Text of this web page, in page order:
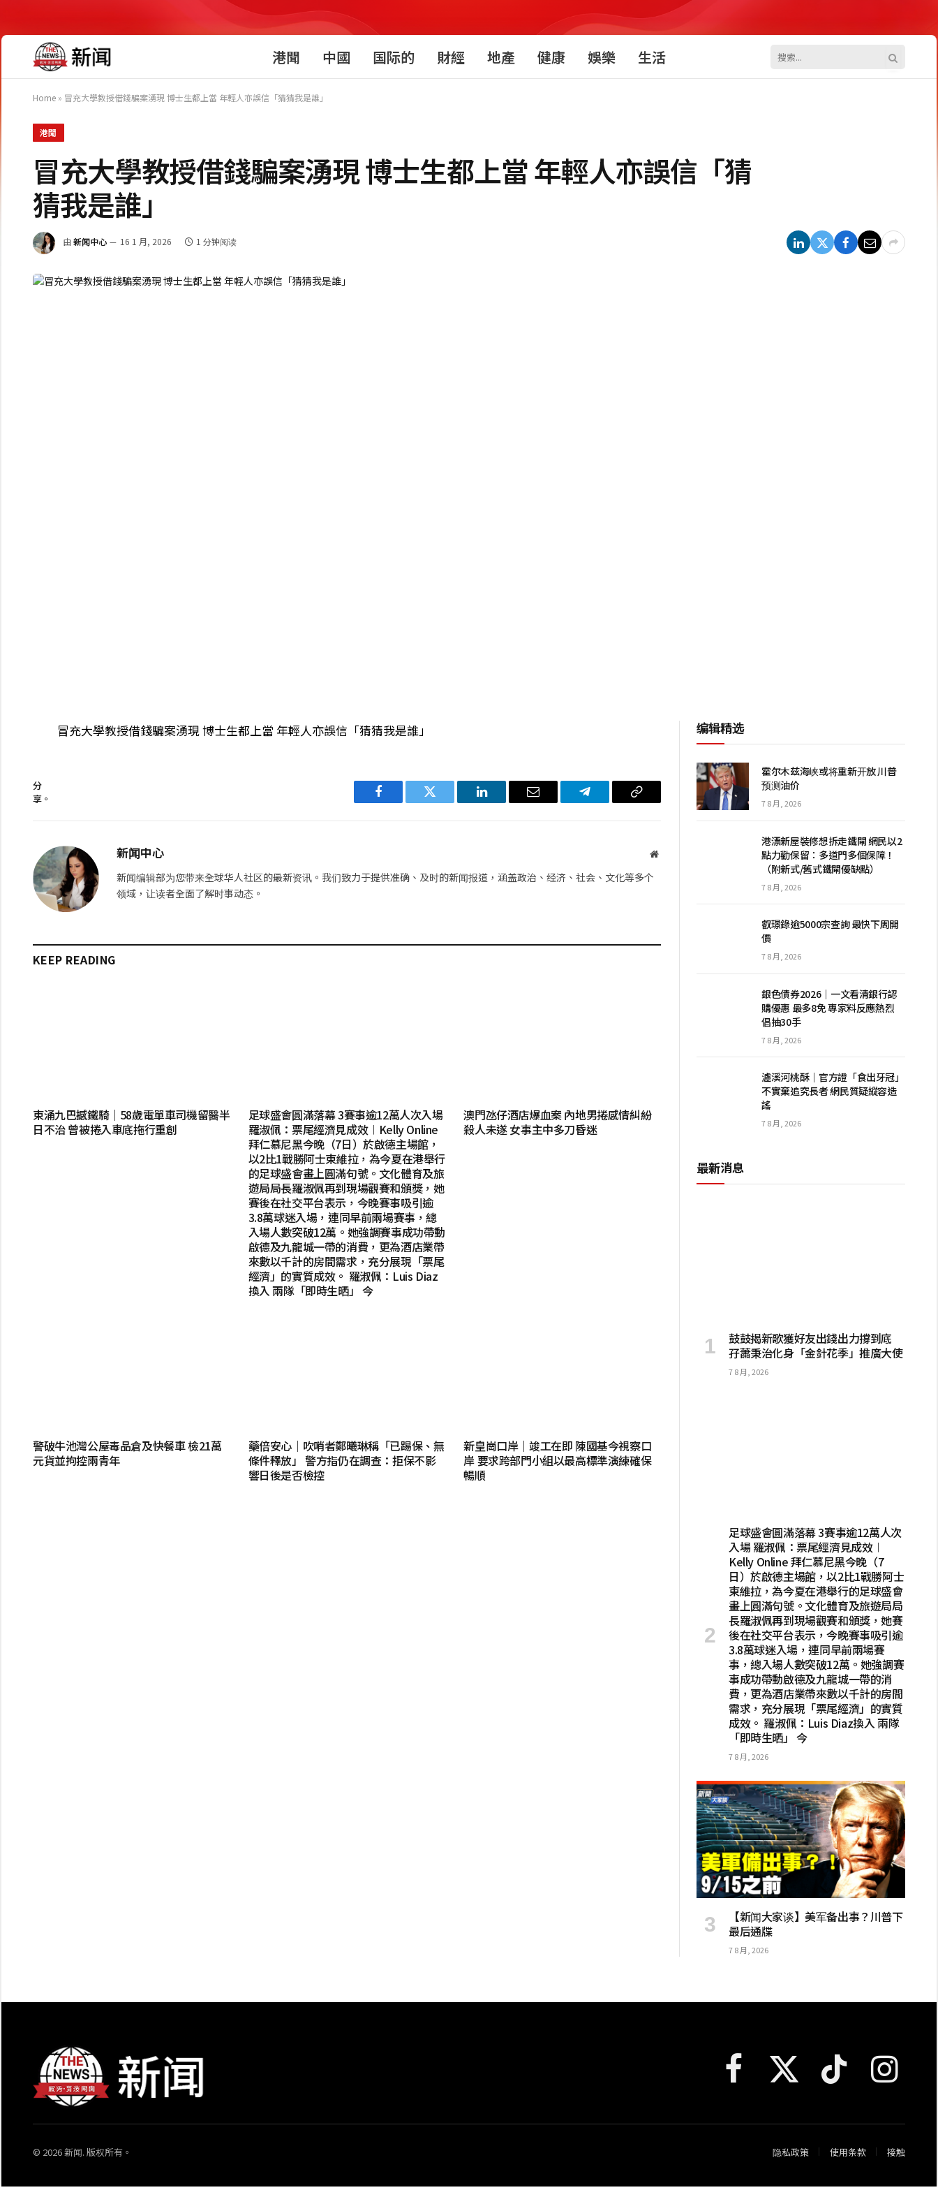
港聞 中國 国际的 財經 地產 健康 娛樂 生活
Home » 冒充大學教授借錢騙案湧現 博士生都上當 年輕人亦誤信「猜猜我是誰」
港聞
冒充大學教授借錢騙案湧現 博士生都上當 年輕人亦誤信「猜
猜我是誰」
由 新闻中心 16 1 月, 2026 1 分钟阅读
冒充大學教授借錢騙案湧現 博士生都上當 年輕人亦誤信「猜猜我是誰」
分
享。
Facebook Twitter LinkedIn 电
Telegram 复
新闻中心
网
新闻编辑部为您带来全球华人社区的最新资讯。我们致力于提供准确、及时的新闻报道，涵盖政治、经济、社会、文化等多个
领域，让读者全面了解时事动态。
KEEP READING
東涌九巴撼鐵騎｜58歲電單車司機留醫半
日不治 曾被捲入車底拖行重創
足球盛會圓滿落幕 3賽事逾12萬人次入場
羅淑佩：票尾經濟見成效︱Kelly Online
拜仁慕尼黑今晚（7日）於啟德主場館，
以2比1戰勝阿士東維拉，為今夏在港舉行
的足球盛會畫上圓滿句號。文化體育及旅
遊局局長羅淑佩再到現場觀賽和頒獎，她
賽後在社交平台表示，今晚賽事吸引逾
3.8萬球迷入場，連同早前兩場賽事，總
入場人數突破12萬。她強調賽事成功帶動
啟德及九龍城一帶的消費，更為酒店業帶
來數以千計的房間需求，充分展現「票尾
經濟」的實質成效。 羅淑佩：Luis Diaz
換入 兩隊「即時生晒」 今
澳門氹仔酒店爆血案 內地男捲感情糾紛
殺人未遂 女事主中多刀昏迷
警破牛池灣公屋毒品倉及快餐車 檢21萬
元貨並拘控兩青年
藥倍安心｜吹哨者鄭曦琳稱「已踢保、無
條件釋放」 警方指仍在調查：拒保不影
響日後是否檢控
新皇崗口岸｜竣工在即 陳國基今視察口
岸 要求跨部門小組以最高標準演練確保
暢順
编辑精选
霍尔木兹海峡或将重新开放 川普
预测油价
7 8 月, 2026
港漂新屋裝修想拆走鐵閘 網民以2
點力勸保留：多道門多個保障！
（附新式/舊式鐵閘優缺點）
7 8 月, 2026
叡璟錄逾5000宗查詢 最快下周開
價
7 8 月, 2026
銀色債券2026｜一文看清銀行認
購優惠 最多8免 專家料反應熱烈
倡抽30手
7 8 月, 2026
瀘溪河桃酥｜官方證「食出牙冠」
不實棄追究長者 網民質疑縱容造
謠
7 8 月, 2026
最新消息
鼓鼓揭新歌獲好友出錢出力撐到底
孖蕭秉治化身「金針花季」推廣大使
7 8 月, 2026
足球盛會圓滿落幕 3賽事逾12萬人次
入場 羅淑佩：票尾經濟見成效︱
Kelly Online 拜仁慕尼黑今晚（7
日）於啟德主場館，以2比1戰勝阿士
東維拉，為今夏在港舉行的足球盛會
畫上圓滿句號。文化體育及旅遊局局
長羅淑佩再到現場觀賽和頒獎，她賽
後在社交平台表示，今晚賽事吸引逾
3.8萬球迷入場，連同早前兩場賽
事，總入場人數突破12萬。她強調賽
事成功帶動啟德及九龍城一帶的消
費，更為酒店業帶來數以千計的房間
需求，充分展現「票尾經濟」的實質
成效。 羅淑佩：Luis Diaz換入 兩隊
「即時生晒」 今
7 8 月, 2026
【新闻大家谈】美军备出事？川普下
最后通牒
7 8 月, 2026
Facebook X
TikTok Instagram
© 2026 新闻. 版权所有。 隐私政策 使用条款 接触